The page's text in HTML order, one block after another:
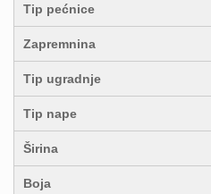
Tip pećnice
Zapremnina
Tip ugradnje
Tip nape
Širina
Boja